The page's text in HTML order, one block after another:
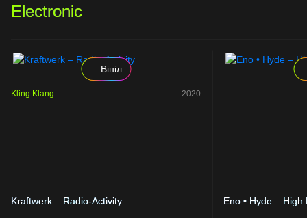
Electronic
Вініл
Kling Klang 2020
Kraftwerk – Radio-Activity Eno • Hyde – High